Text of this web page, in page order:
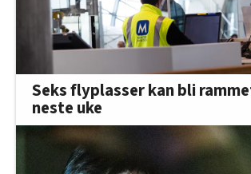
Seks flyplasser kan bli
neste uke